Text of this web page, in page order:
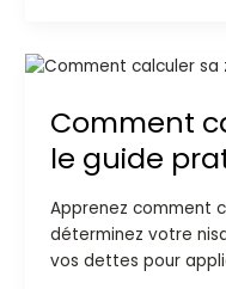
Comment
le guide
Apprenez comment
déterminez votre
vos dettes pour
Comment
sa
zakat
le
guide
pratique